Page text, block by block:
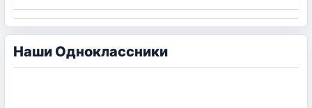
Наши Одноклассники